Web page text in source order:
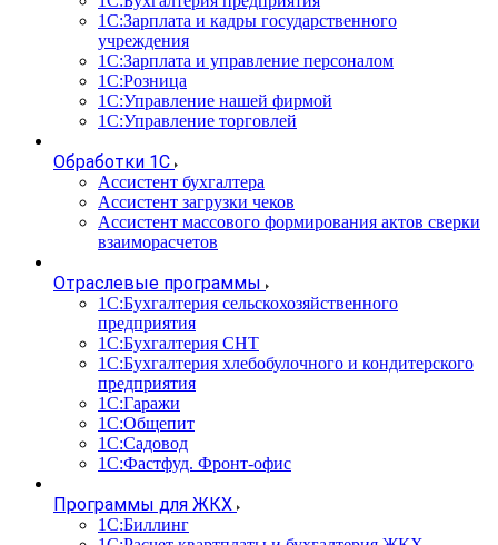
1С:Зарплата и кадры государственного
учреждения
1С:Зарплата и управление персоналом
1С:Розница
1С:Управление нашей фирмой
1С:Управление торговлей
Обработки 1С
Ассистент бухгалтера
Ассистент загрузки чеков
Ассистент массового формирования актов сверки
взаиморасчетов
Отраслевые программы
1С:Бухгалтерия сельскохозяйственного
предприятия
1С:Бухгалтерия СНТ
1С:Бухгалтерия хлебобулочного и кондитерского
предприятия
1С:Гаражи
1С:Общепит
1С:Садовод
1С:Фастфуд. Фронт-офис
Программы для ЖКХ
1С:Биллинг